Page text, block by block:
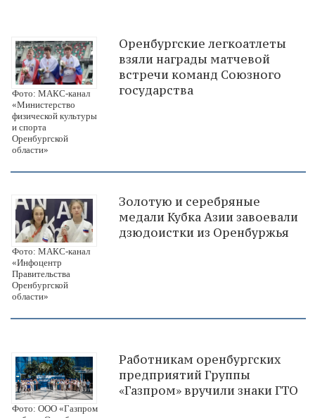
Фото: МАКС-канал
«Министерство
физической культуры
и спорта
Оренбургской
области»
Оренбургские легкоатлеты
взяли награды матчевой
встречи команд Союзного
государства
Фото: МАКС-канал
«Инфоцентр
Правительства
Оренбургской
области»
Золотую и серебряные
медали Кубка Азии завоевали
дзюдоистки из Оренбуржья
Фото: ООО «Газпром
Работникам оренбургских
предприятий Группы
«Газпром» вручили знаки ГТО